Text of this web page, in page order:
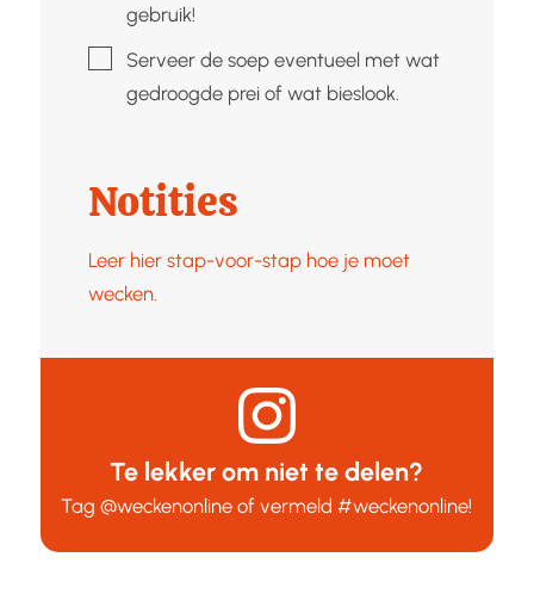
gebruik!
▢Serveer de soep eventueel met wat
gedroogde prei of wat bieslook.
Notities
Leer hier stap-voor-stap hoe je moet
wecken.
Te lekker om niet te delen?
Tag@weckenonline of vermeld#weckenonline!